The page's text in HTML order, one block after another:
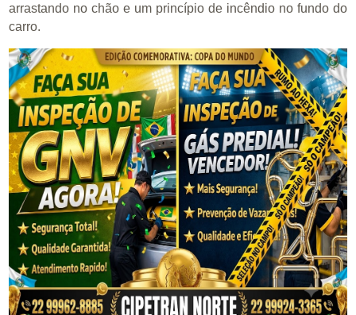
arrastando no chão e um princípio de incêndio no fundo do
carro.